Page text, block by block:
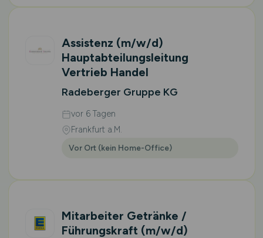
Assistenz (m/w/d)
Hauptabteilungsleitung
Vertrieb Handel
Radeberger Gruppe KG
vor 6 Tagen
Frankfurt a.M.
Vor Ort (kein Home-Office)
Mitarbeiter Getränke /
Führungskraft (m/w/d)